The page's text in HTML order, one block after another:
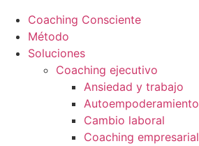
Coaching Consciente
Método
Soluciones
Coaching ejecutivo
Ansiedad y trabajo
Autoempoderamiento
Cambio laboral
Coaching empresarial